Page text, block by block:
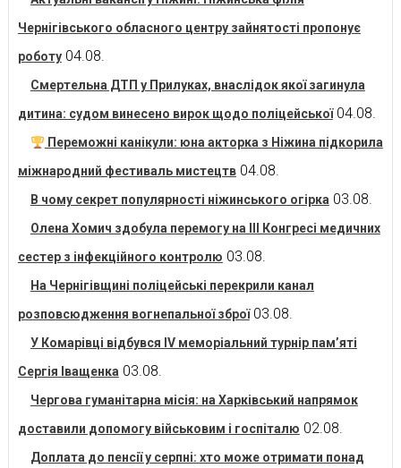
Чернігівського обласного центру зайнятості пропонує
роботу 04.08.
Смертельна ДТП у Прилуках, внаслідок якої загинула
дитина: судом винесено вирок щодо поліцейської 04.08.
Переможні канікули: юна акторка з Ніжина підкорила
міжнародний фестиваль мистецтв 04.08.
В чому секрет популярності ніжинського огірка 03.08.
Олена Хомич здобула перемогу на ІІІ Конгресі медичних
сестер з інфекційного контролю 03.08.
На Чернігівщині поліцейські перекрили канал
розповсюдження вогнепальної зброї 03.08.
У Комарівці відбувся IV меморіальний турнір пам’яті
Сергія Іващенка 03.08.
Чергова гуманітарна місія: на Харківський напрямок
доставили допомогу військовим і госпіталю 02.08.
Доплата до пенсії у серпні: хто може отримати понад